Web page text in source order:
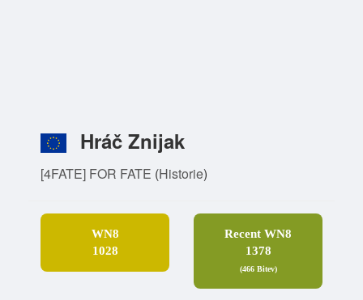
Hráč Znijak
[4FATE] FOR FATE (Historie)
WN8
1028
Recent WN8
1378
(466 Bitev)